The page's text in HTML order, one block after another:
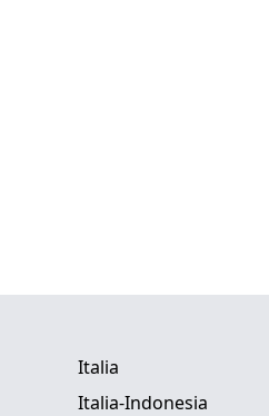
Italia
Italia-Indonesia